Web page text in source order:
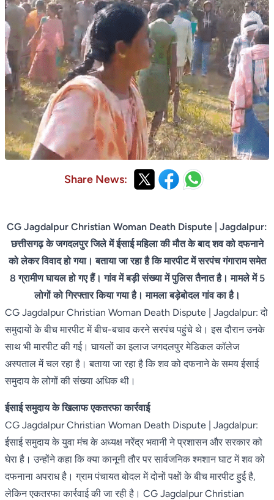
Share News:
CG Jagdalpur Christian Woman Death Dispute | Jagdalpur:
छत्तीसगढ़ के जगदलपुर जिले में ईसाई महिला की मौत के बाद शव को दफनाने
को लेकर विवाद हो गया। बताया जा रहा है कि मारपीट में सरपंच गंगाराम समेत
8 ग्रामीण घायल हो गए हैं। गांव में बड़ी संख्या में पुलिस तैनात है। मामले में 5
लोगों को गिरफ्तार किया गया है। मामला बड़ेबोदल गांव का है।
CG Jagdalpur Christian Woman Death Dispute | Jagdalpur: दो
समुदायों के बीच मारपीट में बीच-बचाव करने सरपंच पहुंचे थे। इस दौरान उनके
साथ भी मारपीट की गई। घायलों का इलाज जगदलपुर मेडिकल कॉलेज
अस्पताल में चल रहा है। बताया जा रहा है कि शव को दफनाने के समय ईसाई
समुदाय के लोगों की संख्या अधिक थी।
ईसाई समुदाय के खिलाफ एकतरफा कार्रवाई
CG Jagdalpur Christian Woman Death Dispute | Jagdalpur:
ईसाई समुदाय के युवा मंच के अध्यक्ष नरेंद्र भवानी ने प्रशासन और सरकार को
घेरा है। उन्होंने कहा कि क्या कानूनी तौर पर सार्वजनिक श्मशान घाट में शव को
दफनाना अपराध है। ग्राम पंचायत बोदल में दोनों पक्षों के बीच मारपीट हुई है,
लेकिन एकतरफा कार्रवाई की जा रही है। CG Jagdalpur Christian